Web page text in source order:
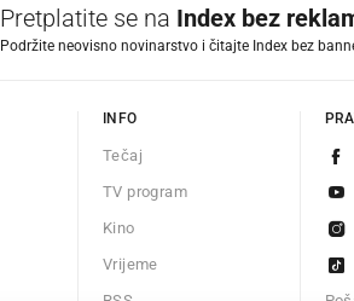
Pretplatite se na Index bez
Podržite neovisno novinarstvo i čitajte Index bez
INFO
Tečaj
TV program
Kino
Vrijeme